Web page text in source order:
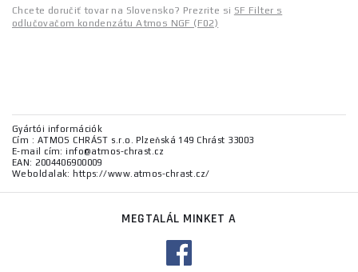
Chcete doručiť tovar na Slovensko? Prezrite si SF Filter s
odlučovačom kondenzátu Atmos NGF (F02)
Gyártói információk
Cím : ATMOS CHRÁST s.r.o. Plzeňská 149 Chrást 33003
E-mail cím: info@atmos-chrast.cz
EAN: 2004406900009
Weboldalak: https://www.atmos-chrast.cz/
MEGTALÁL MINKET A